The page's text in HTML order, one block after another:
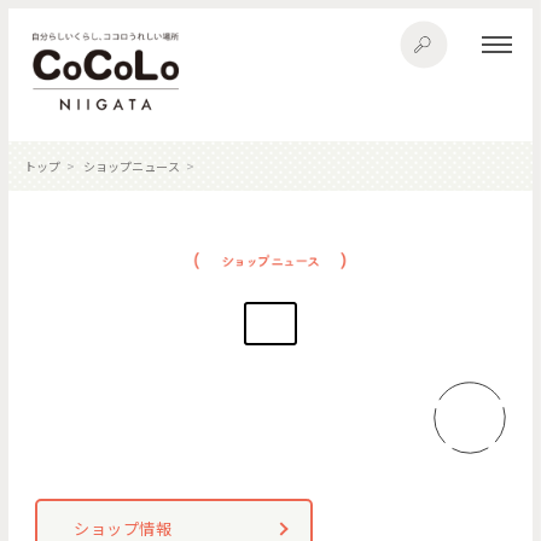
トップ ショップニュース
ショップ情報